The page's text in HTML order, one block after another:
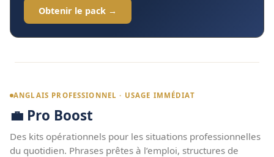
Obtenir le pack →
ANGLAIS PROFESSIONNEL · USAGE IMMÉDIAT
💼 Pro Boost
Des kits opérationnels pour les situations professionnelles
du quotidien. Phrases prêtes à l’emploi, structures de